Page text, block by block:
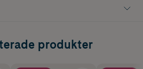
produkter